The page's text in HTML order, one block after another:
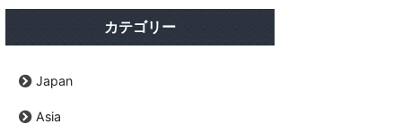
カテゴリー
Japan
Asia